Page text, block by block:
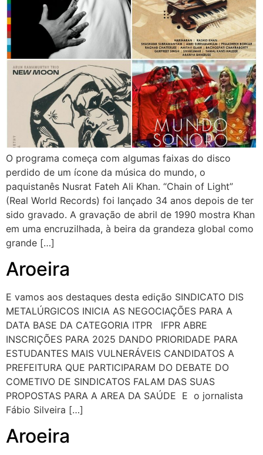
O programa começa com algumas faixas do disco
perdido de um ícone da música do mundo, o
paquistanês Nusrat Fateh Ali Khan. “Chain of Light”
(Real World Records) foi lançado 34 anos depois de ter
sido gravado. A gravação de abril de 1990 mostra Khan
em uma encruzilhada, à beira da grandeza global como
grande […]
Aroeira
E vamos aos destaques desta edição SINDICATO DIS
METALÚRGICOS INICIA AS NEGOCIAÇÕES PARA A
DATA BASE DA CATEGORIA ITPR IFPR ABRE
INSCRIÇÕES PARA 2025 DANDO PRIORIDADE PARA
ESTUDANTES MAIS VULNERÁVEIS CANDIDATOS A
PREFEITURA QUE PARTICIPARAM DO DEBATE DO
COMETIVO DE SINDICATOS FALAM DAS SUAS
PROPOSTAS PARA A AREA DA SAÚDE E o jornalista
Fábio Silveira […]
Aroeira